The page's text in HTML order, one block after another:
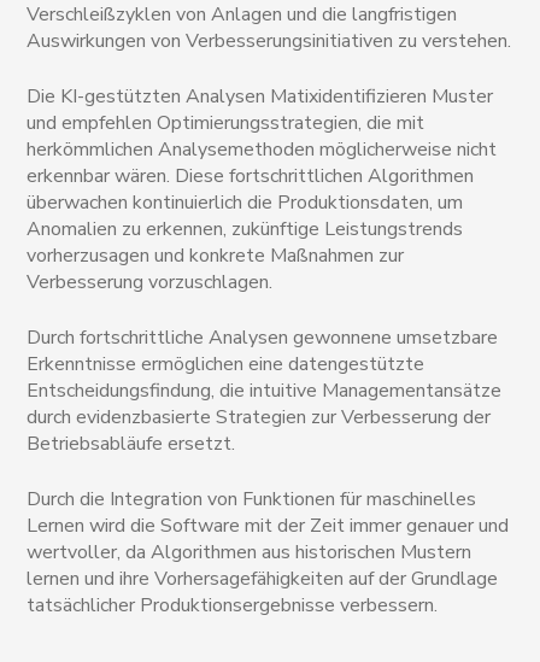
Verschleißzyklen von Anlagen und die langfristigen
Auswirkungen von Verbesserungsinitiativen zu verstehen.
Die KI-gestützten Analysen Matixidentifizieren Muster
und empfehlen Optimierungsstrategien, die mit
herkömmlichen Analysemethoden möglicherweise nicht
erkennbar wären. Diese fortschrittlichen Algorithmen
überwachen kontinuierlich die Produktionsdaten, um
Anomalien zu erkennen, zukünftige Leistungstrends
vorherzusagen und konkrete Maßnahmen zur
Verbesserung vorzuschlagen.
Durch fortschrittliche Analysen gewonnene umsetzbare
Erkenntnisse ermöglichen eine datengestützte
Entscheidungsfindung, die intuitive Managementansätze
durch evidenzbasierte Strategien zur Verbesserung der
Betriebsabläufe ersetzt.
Durch die Integration von Funktionen für maschinelles
Lernen wird die Software mit der Zeit immer genauer und
wertvoller, da Algorithmen aus historischen Mustern
lernen und ihre Vorhersagefähigkeiten auf der Grundlage
tatsächlicher Produktionsergebnisse verbessern.